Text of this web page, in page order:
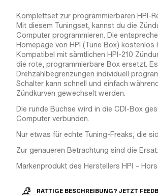
Komplettset zur programmierbaren HPI-
Mit diesem Tuningset, kannst du die
Computer programmieren. Die
Homepage von HPI (Tune Box) kostenlos
Kompatibel mit sämtlichen HPI-210
die rote, programmierbare Box ersetzt.
Drehzahlbegrenzungen individuell
Schalter kann schnell und einfach
Zündkurven gewechselt werden.
Die runde Buchse wird in die CDI-Box
Computer verbunden.
Nur etwas für echte Tuning-Freaks, die
Zur genaueren Betrachtung sind die
Markenprodukt des Herstellers HPI –
RATTIGE BESCHREIBUNG? JETZT